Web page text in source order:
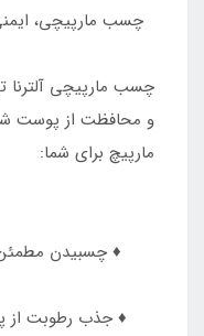
چسب مارپیچی،
چسب مارپیچی آلترنا
و محافظت از پوست
مارپیچ برای شما:
♦️ چسبیدن
♦️ جذب رطوبت از